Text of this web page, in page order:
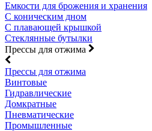
Емкости для брожения и хранения
С коническим дном
С плавающей крышкой
Стеклянные бутылки
Прессы для отжима
Прессы для отжима
Винтовые
Гидравлические
Домкратные
Пневматические
Промышленные